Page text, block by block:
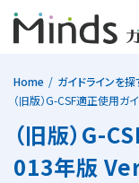
Home
ガイドラインを探
（旧版）G-CSF適正使用ガ
（旧版）G-
013年版